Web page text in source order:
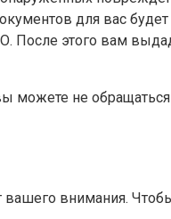
для вас
После этого вам
не
вашего внимания.